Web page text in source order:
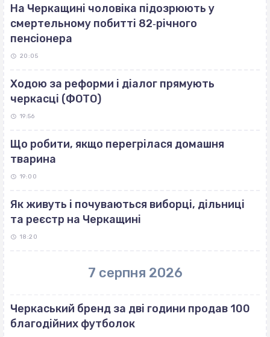
На Черкащині чоловіка підозрюють у
смертельному побитті 82‐річного
пенсіонера
20:05
Ходою за реформи і діалог прямують
черкасці (ФОТО)
19:56
Що робити, якщо перегрілася домашня
тварина
19:00
Як живуть і почуваються виборці, дільниці
та реєстр на Черкащині
18:20
7 серпня 2026
Черкаський бренд за дві години продав 100
благодійних футболок